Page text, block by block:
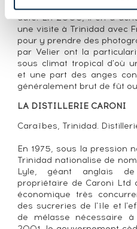
avec le rhum en 1996. Ses
date. En 2005, il en a
une visite à Trinidad avec
pour y prendre des
par Velier ont la
sous climat tropical d'où
et une part des anges
généralement brut de fût
LA DISTILLERIE CARONI
Caraîbes, Trinidad.
En 1975, sous la pression
Trinidad nationalise de
Lyle, géant anglais
propriétaire de Caroni Ltd
économique très
des sucreries de l'île et
de mélasse nécessaire